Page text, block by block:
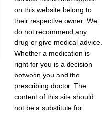
on this website belong to
their respective owner. We
do not recommend any
drug or give medical advice.
Whether a medication is
right for you is a decision
between you and the
prescribing doctor. The
content of this site should
not be a substitute for